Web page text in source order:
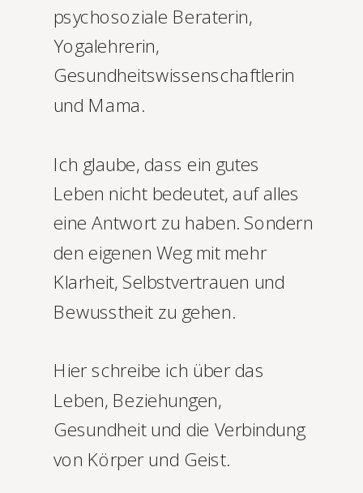
psychosoziale Beraterin,
Yogalehrerin,
Gesundheitswissenschaftlerin
und Mama.
Ich glaube, dass ein gutes
Leben nicht bedeutet, auf alles
eine Antwort zu haben. Sondern
den eigenen Weg mit mehr
Klarheit, Selbstvertrauen und
Bewusstheit zu gehen.
Hier schreibe ich über das
Leben, Beziehungen,
Gesundheit und die Verbindung
von Körper und Geist.